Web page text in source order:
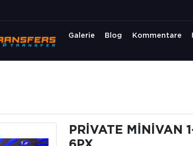
Galerie Blog Kommentare
PRİVATE MİNİVAN